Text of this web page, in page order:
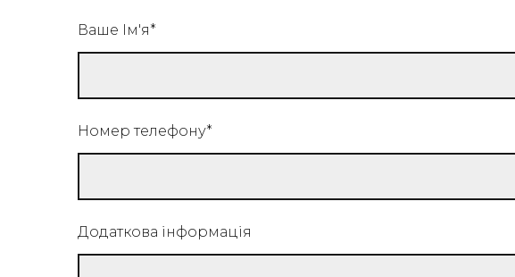
Ваше Ім'я*
Номер телефону*
Додаткова інформація